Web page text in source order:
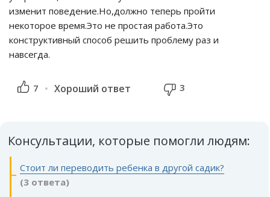
изменит поведение.Но,должно теперь пройти
некоторое время.Это не простая работа.Это
конструктивный способ решить проблему раз и
навсегда.
7 Хороший ответ 3
Консультации, которые помогли людям:
Стоит ли переводить ребенка в другой садик?
(3 ответа)